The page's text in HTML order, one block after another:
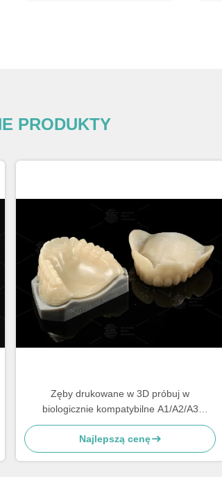
PRODUKTY
Zęby drukowane w 3D próbuj w
biologicznie kompatybilne A1/A2/A3
doskonałe dopasowanie i okluzja
Najlepszą cenę